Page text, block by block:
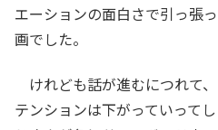
エーションの面白さで引っ張
画でした。
けれども話が進むにつれて
テンションは下がっていって